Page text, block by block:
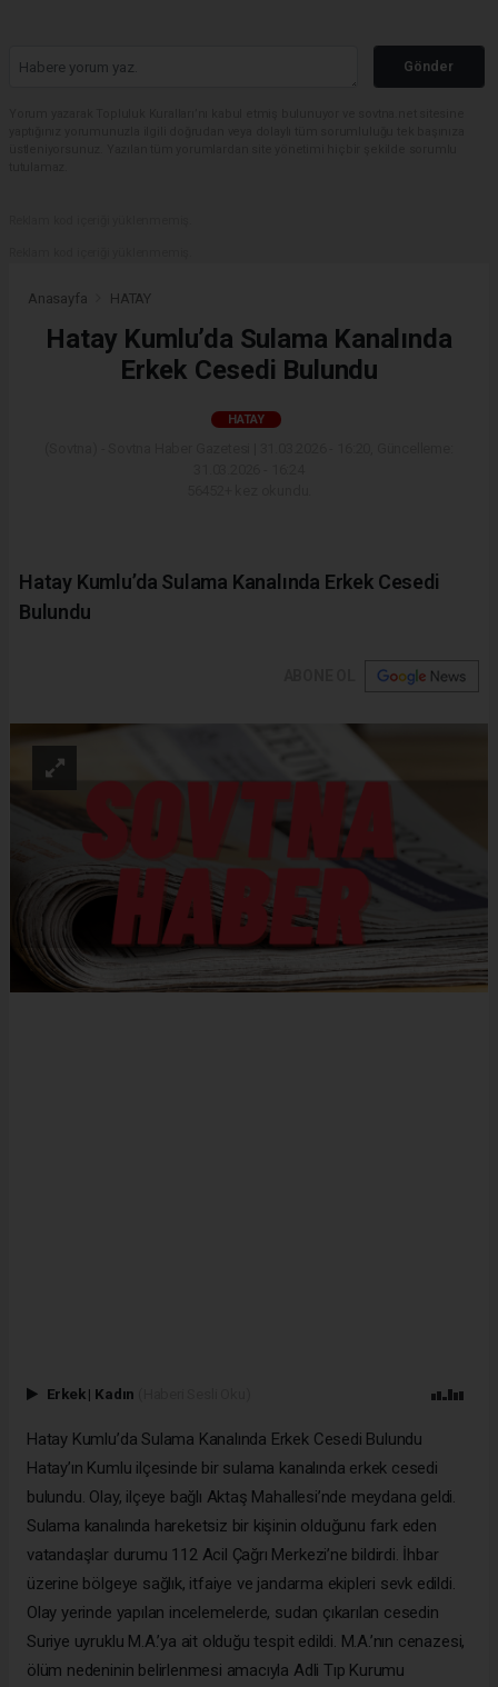
Gönder
Anasayfa HATAY
Hatay Kumlu’da Sulama Kanalında
Erkek Cesedi Bulundu
HATAY
Hatay Kumlu’da Sulama Kanalında Erkek Cesedi
Bulundu
Erkek | Kadın
Hatay Kumlu’da Sulama Kanalında Erkek Cesedi Bulundu
Hatay’ın Kumlu ilçesinde bir sulama kanalında erkek cesedi
bulundu. Olay, ilçeye bağlı Aktaş Mahallesi’nde meydana geldi.
Sulama kanalında hareketsiz bir kişinin olduğunu fark eden
vatandaşlar durumu 112 Acil Çağrı Merkezi’ne bildirdi. İhbar
üzerine bölgeye sağlık, itfaiye ve jandarma ekipleri sevk edildi.
Olay yerinde yapılan incelemelerde, sudan çıkarılan cesedin
Suriye uyruklu M.A.’ya ait olduğu tespit edildi. M.A.’nın cenazesi,
ölüm nedeninin belirlenmesi amacıyla Adli Tıp Kurumu